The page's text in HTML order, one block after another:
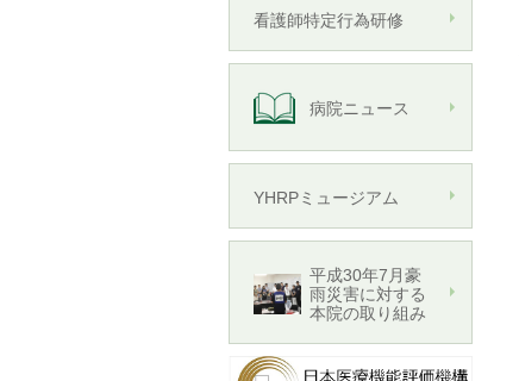
看護師特定行為研修
病院ニュース
YHRPミュージアム
平成30年7月豪
雨災害に対する
本院の取り組み